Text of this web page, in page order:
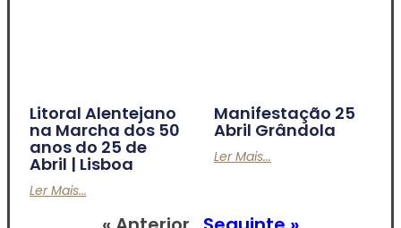
Litoral Alentejano
na Marcha dos 50
anos do 25 de
Abril | Lisboa
Ler Mais...
Manifestação 25
Abril Grândola
Ler Mais...